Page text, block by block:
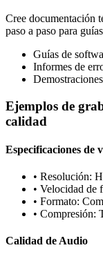
Cree documentación
paso a paso para
Guías de
Informes de
Ejemplos de
calidad
Especificaciones de
• Resolución:
• Velocidad de
• Formato:
• Compresión:
Calidad de Audio